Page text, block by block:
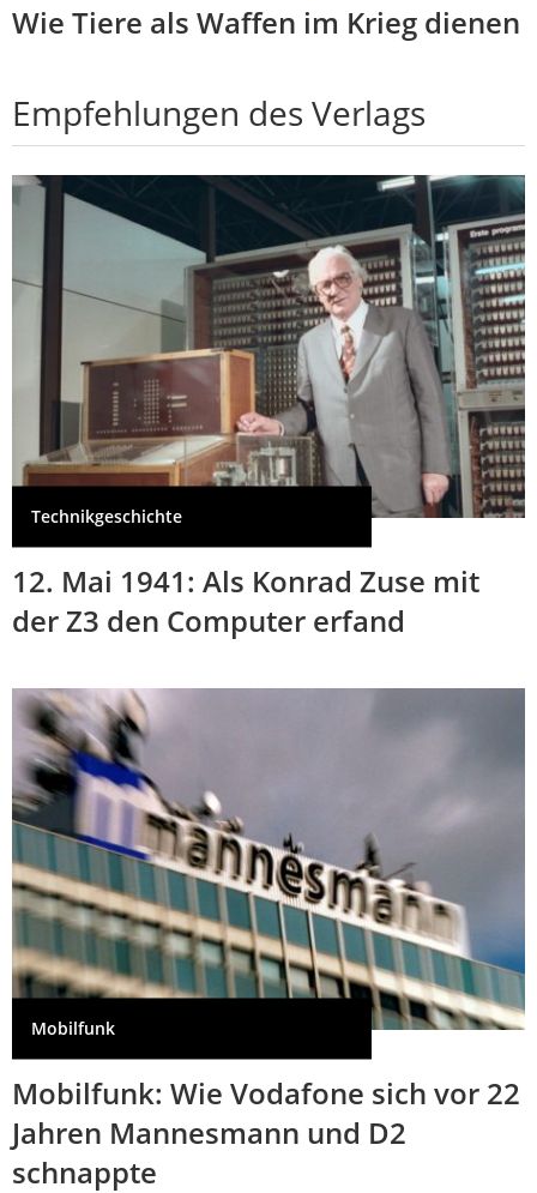
Wie Tiere als Waffen im Krieg dienen
Empfehlungen des Verlags
Technikgeschichte
12. Mai 1941: Als Konrad Zuse mit
der Z3 den Computer erfand
Mobilfunk
Mobilfunk: Wie Vodafone sich vor 22
Jahren Mannesmann und D2
schnappte